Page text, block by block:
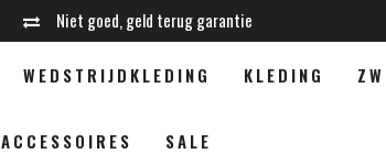
Niet goed, geld terug garantie
WEDSTRIJDKLEDING KLEDING
ACCESSOIRES SALE